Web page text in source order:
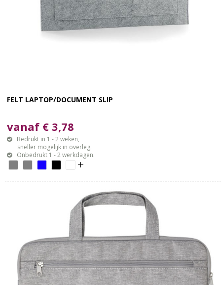
FELT LAPTOP/DOCUMENT SLIP
vanaf € 3,78
Bedrukt in 1 - 2 weken,
sneller mogelijk in overleg.
Onbedrukt 1 - 2 werkdagen.